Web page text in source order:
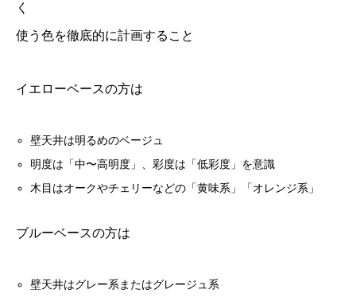
く
使う色を徹底的に計画すること
イエローベースの方は
壁天井は明るめのベージュ
明度は「中〜高明度」、彩度は「低彩度」を意識
木目はオークやチェリーなどの「黄味系」「オレンジ系」
ブルーベースの方は
壁天井はグレー系またはグレージュ系